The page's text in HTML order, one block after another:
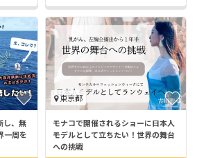
し、無
一周を
東京都
モナコで開催されるショーに日本人
モデルとして立ちたい！世界の舞台
への挑戦